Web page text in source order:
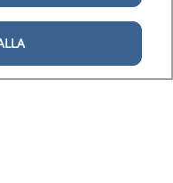
Digital